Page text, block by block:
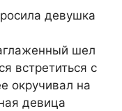
девушка
шел
встретиться с
окручивал на
девица